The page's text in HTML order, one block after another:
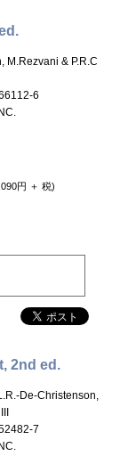
M.Rezvani & P.R.C
6
円 ＋ 税)
2nd ed.
De-Christenson,
7